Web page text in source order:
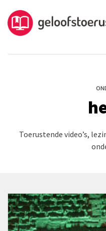
Toerustende video’s,